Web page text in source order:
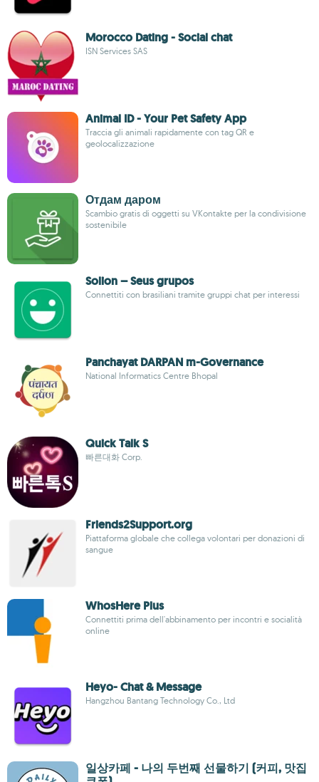
Morocco Dating - Social chat
ISN Services SAS
Animal ID - Your Pet Safety App
Traccia gli animali rapidamente con tag QR e
geolocalizzazione
Отдам даром
Scambio gratis di oggetti su VKontakte per la condivisione
sostenibile
Solion – Seus grupos
Connettiti con brasiliani tramite gruppi chat per interessi
Panchayat DARPAN m-Governance
National Informatics Centre Bhopal
Quick Talk S
빠른대화 Corp.
Friends2Support.org
Piattaforma globale che collega volontari per donazioni di
sangue
WhosHere Plus
Connettiti prima dell'abbinamento per incontri e socialità
online
Heyo- Chat & Message
Hangzhou Bantang Technology Co., Ltd
일상카페 - 나의 두번째 선물하기 (커피, 맛집